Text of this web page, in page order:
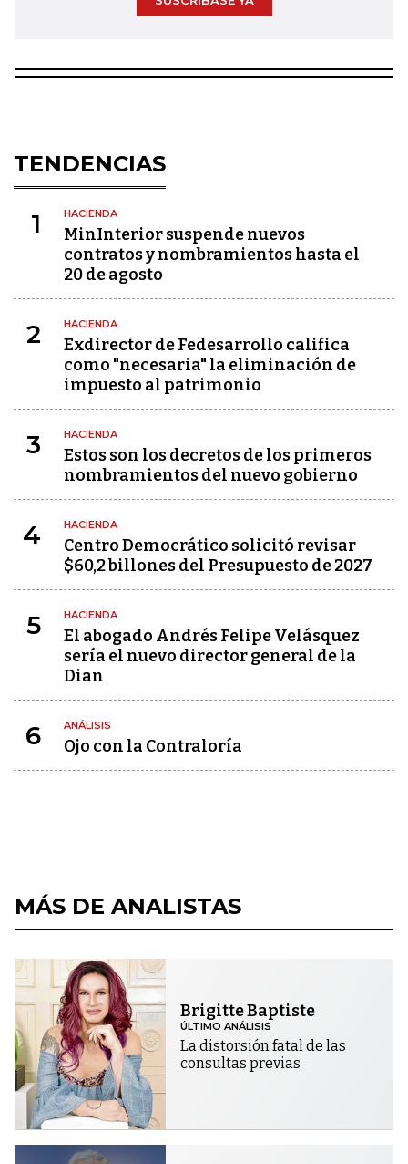
TENDENCIAS
1 HACIENDA
MinInterior suspende nuevos
contratos y nombramientos hasta el
20 de agosto
2 HACIENDA
Exdirector de Fedesarrollo califica
como "necesaria" la eliminación de
impuesto al patrimonio
3 HACIENDA
Estos son los decretos de los primeros
nombramientos del nuevo gobierno
4 HACIENDA
Centro Democrático solicitó revisar
$60,2 billones del Presupuesto de 2027
5 HACIENDA
El abogado Andrés Felipe Velásquez
sería el nuevo director general de la
Dian
6 ANÁLISIS
Ojo con la Contraloría
MÁS DE ANALISTAS
Brigitte Baptiste
ÚLTIMO ANÁLISIS
La distorsión fatal de las
consultas previas